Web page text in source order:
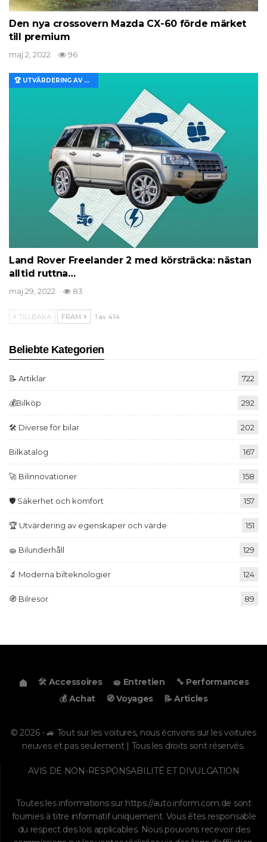
Den nya crossovern Mazda CX-60 förde märket
till premium
maj 2, 2022 96
🏆 UTVÄRDERING AV EGENSKAPER OCH VÄRDE
Land Rover Freelander 2 med körsträcka: nästan
alltid ruttna…
maj 29, 2022 83
TILLBAKA FRAM 1 av 414
Beliebte Kategorien
📝 Artiklar 722
💰Bilköp 292
🛠️ Diverse för bilar 202
Bilkatalog 167
🚀 Bilinnovationer 158
🛡️ Säkerhet och komfort 157
🏆 Utvärdering av egenskaper och värde 151
🧽 Bilunderhåll 129
🔬 Moderna bilteknologier 124
🧭 Bilresor 89
🛠️ Accessoires 🧽 Entretien
🔧 Performances
💰 Achat
🧭 Voyages 📝 Articles
© 2026 - 🚙 Tout sur les voitures, nous écrivons sur les voitures
neuves et pas seulement | Tous les droits sont réservés.
AVIS DE NON-RESPONSABILITÉ ET DIVULGATION
Toutes les informations sur https://auto.inform.com.de sont
fournies à titre informatif uniquement. Vous êtes responsable
du respect des lois applicables. Nous pouvons recevoir des